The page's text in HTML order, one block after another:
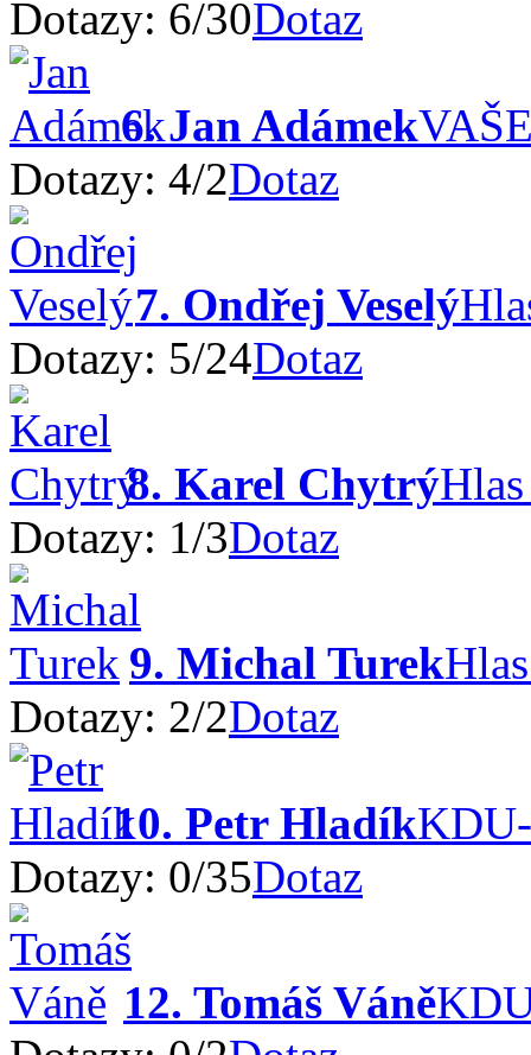
Dotazy: 6/30Dotaz
6. Jan Adámek
Dotazy: 4/2Dotaz
7. Ondřej Veselý
Dotazy: 5/24Dotaz
8. Karel Chytrý
Dotazy: 1/3Dotaz
9. Michal Turek
Dotazy: 2/2Dotaz
10. Petr Hladík
Dotazy: 0/35Dotaz
12. Tomáš Váně